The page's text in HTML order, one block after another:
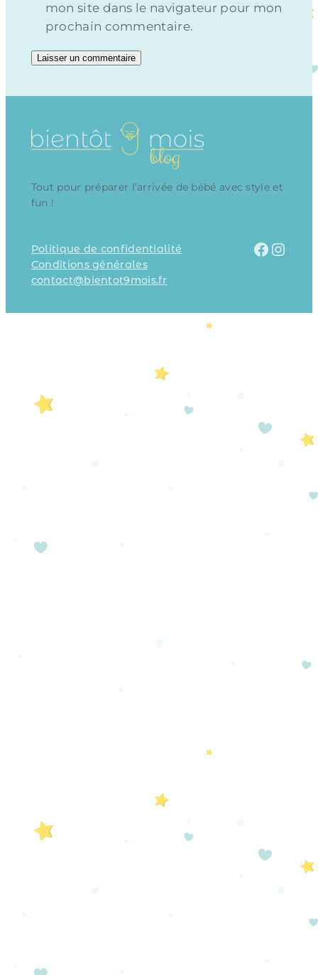
mon site dans le navigateur pour mon
prochain commentaire.
Tout pour préparer l’arrivée de bébé avec style et
fun !
Politique de confidentialité
Conditions générales
contact@bientot9mois.fr
Facebook Instagram